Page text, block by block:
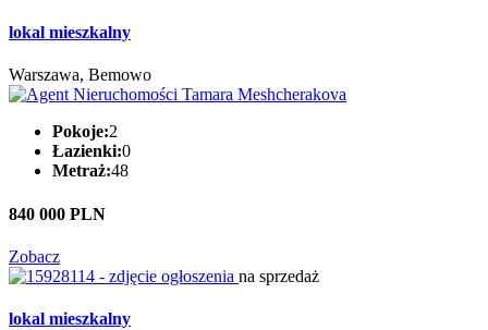
lokal mieszkalny
Warszawa, Bemowo
Pokoje:2
Łazienki:0
Metraż:48
840 000 PLN
Zobacz
na sprzedaż
lokal mieszkalny